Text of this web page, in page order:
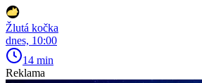
Žlutá kočka
dnes, 10:00
14 min
Reklama